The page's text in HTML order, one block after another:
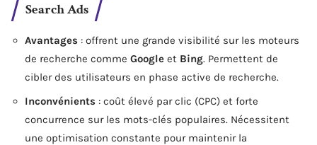
Search Ads
Avantages : offrent une grande visibilité sur les moteurs
de recherche comme Google et Bing. Permettent de
cibler des utilisateurs en phase active de recherche.
Inconvénients : coût élevé par clic (CPC) et forte
concurrence sur les mots-clés populaires. Nécessitent
une optimisation constante pour maintenir la